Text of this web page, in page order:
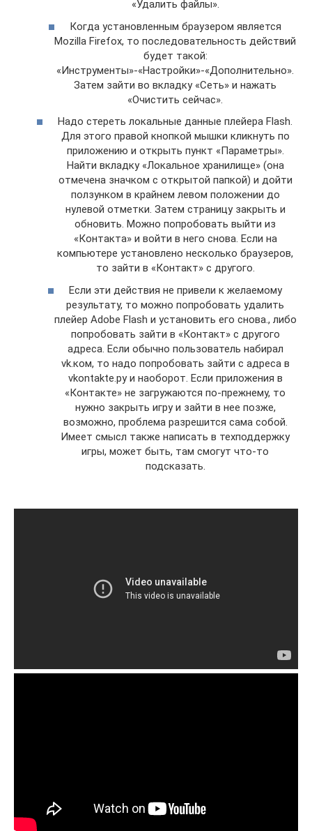
«Удалить файлы».
Когда установленным браузером является
Mozilla Firefox, то последовательность действий
будет такой:
«Инструменты»-«Настройки»-«Дополнительно».
Затем зайти во вкладку «Сеть» и нажать
«Очистить сейчас».
Надо стереть локальные данные плейера Flash.
Для этого правой кнопкой мышки кликнуть по
приложению и открыть пункт «Параметры».
Найти вкладку «Локальное хранилище» (она
отмечена значком с открытой папкой) и дойти
ползунком в крайнем левом положении до
нулевой отметки. Затем страницу закрыть и
обновить. Можно попробовать выйти из
«Контакта» и войти в него снова. Если на
компьютере установлено несколько браузеров,
то зайти в «Контакт» с другого.
Если эти действия не привели к желаемому
результату, то можно попробовать удалить
плейер Adobe Flash и установить его снова., либо
попробовать зайти в «Контакт» с другого
адреса. Если обычно пользователь набирал
vk.ком, то надо попробовать зайти с адреса в
vkontakte.ру и наоборот. Если приложения в
«Контакте» не загружаются по-прежнему, то
нужно закрыть игру и зайти в нее позже,
возможно, проблема разрешится сама собой.
Имеет смысл также написать в техподдержку
игры, может быть, там смогут что-то
подсказать.